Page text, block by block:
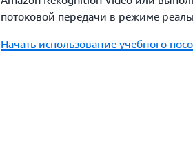
потоковой передачи в режиме
Начать использование учебного